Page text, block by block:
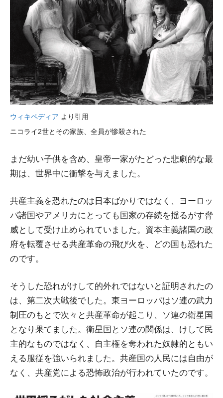
ウィキペディア より引用
ニコライ2世とその家族、全員が惨殺された
まだ幼い子供を含め、皇帝一家がたどった悲劇的な最
期は、世界中に衝撃を与えました。
共産主義を恐れたのは日本ばかりではなく、ヨーロッ
パ諸国やアメリカにとっても国家の存続を揺るがす脅
威として受け止められていました。資本主義諸国の政
府を転覆させる共産革命の飛び火を、どの国も恐れた
のです。
そうした恐れがけして的外れではないと証明されたの
は、第二次大戦後でした。東ヨーロッパはソ連の武力
制圧のもとで次々と共産革命が起こり、ソ連の衛星国
となり果てました。衛星国とソ連の関係は、けして民
主的なものではなく、自主権を奪われた奴隷的ともい
える服従を強いられました。共産国の人民には自由が
なく、共産党による恐怖政治が行われていたのです。